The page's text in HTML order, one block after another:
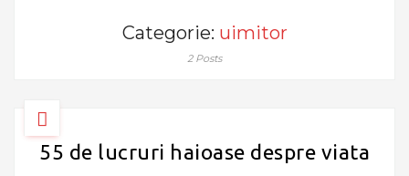
Categorie: uimitor
2 Posts
55 de lucruri haioase despre viata